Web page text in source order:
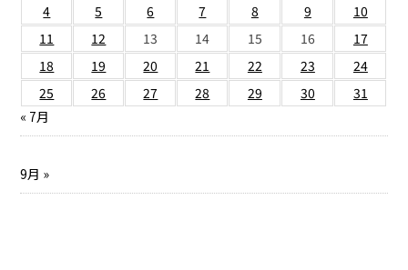
4
5 6 7 8 9
10
11
12 13 14 15 16
17
18
19 20 21 22 23
24
25
26 27 28 29 30
31
« 7月
9月 »